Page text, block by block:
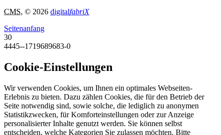
CMS, © 2026 digitalfabriX
Seitenanfang
30
4445--1719689683-0
Cookie-Einstellungen
Wir verwenden Cookies, um Ihnen ein optimales Webseiten-
Erlebnis zu bieten. Dazu zählen Cookies, die für den Betrieb der
Seite notwendig sind, sowie solche, die lediglich zu anonymen
Statistikzwecken, für Komforteinstellungen oder zur Anzeige
personalisierter Inhalte genutzt werden. Sie können selbst
entscheiden, welche Kategorien Sie zulassen möchten. Bitte